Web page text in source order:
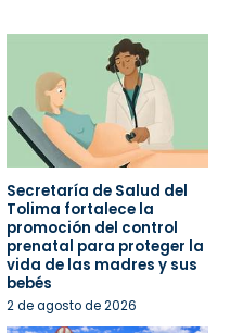
Secretaría de Salud del
Tolima fortalece la
promoción del control
prenatal para proteger la
vida de las madres y sus
bebés
2 de agosto de 2026